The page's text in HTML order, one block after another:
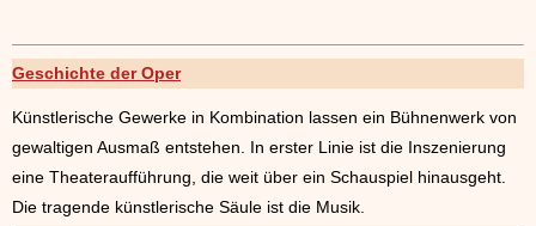
Geschichte der Oper
Künstlerische Gewerke in Kombination lassen ein Bühnenwerk von
gewaltigen Ausmaß entstehen. In erster Linie ist die Inszenierung
eine Theateraufführung, die weit über ein Schauspiel hinausgeht.
Die tragende künstlerische Säule ist die Musik.